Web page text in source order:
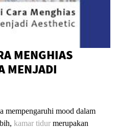
MENGHIAS
MENJADI
mempengaruhi mood dalam
kamar tidur merupakan